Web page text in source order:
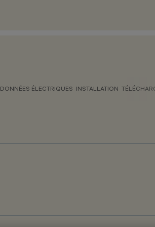
DONNÉES ÉLECTRIQUES INSTALLATION